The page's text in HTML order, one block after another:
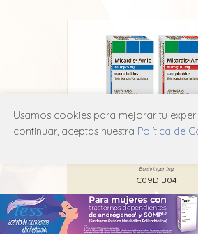
Boehringer Ing.
C09D B04
Usamos cookies para mejorar tu
continuar, aceptas nuestra Política de